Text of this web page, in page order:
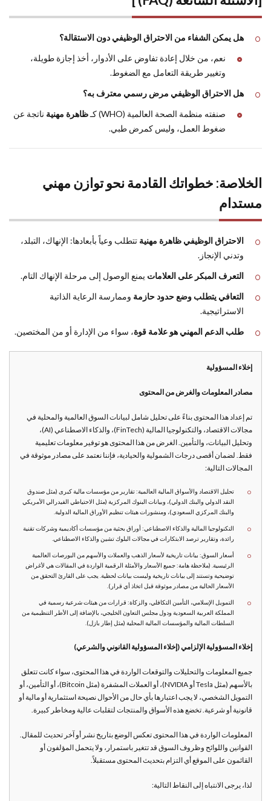
هل يمكن الشفاء من الاحتراق الوظيفي دون الاستقالة؟
نعم، من خلال إعادة تفاوض على الأدوار، أخذ إجازة طويلة،
وتغيير طريقة التعامل مع الضغوط.
هل الاحتراق الوظيفي مرض رسمي معترف به؟
صنفته منظمة الصحة العالمية (WHO) كـ
ظاهرة مهنية ناتجة عن
ضغوط العمل، وليس كمرض طبي.
الخلاصة: خطواتك القادمة نحو توازن مهني
مستدام
الاحتراق الوظيفي ظاهرة مهنية تتطلب وعياً بأبعادها: الإنهاك، التبلد،
وتدني الإنجاز.
التعرف المبكر على العلامات يمنع الوصول إلى مرحلة الإنهاك التام.
التعافي يتطلب وضع حدود حازمة وممارسة الرعاية الذاتية
الاستراتيجية.
طلب الدعم المهني هو علامة قوة، سواء من الإدارة أو من المختصين.
إخلاء المسؤولية
مصادر المعلومات والغرض من المحتوى
تم إعداد هذا المحتوى بناءً على تحليل شامل لبيانات السوق العالمية والمحلية في
مجالات الاقتصاد، والتكنولوجيا المالية (FinTech)، والذكاء الاصطناعي (AI)،
وتحليل البيانات، والتأمين. الغرض من هذا المحتوى هو توفير معلومات تعليمية
فقط. لضمان أقصى درجات الشمولية والحيادية، فإننا نعتمد على مصادر موثوقة في
المجالات التالية:
تحليل الاقتصاد والأسواق المالية العالمية: تقارير من مؤسسات مالية كبرى (مثل صندوق
النقد الدولي والبنك الدولي)، وبيانات البنوك المركزية (مثل الاحتياطي الفيدرالي الأمريكي
والبنك المركزي السعودي)، ومنشورات هيئات تنظيم الأوراق المالية الدولية.
التكنولوجيا المالية والذكاء الاصطناعي: أوراق بحثية من مؤسسات أكاديمية وشركات تقنية
رائدة، وتقارير ترصد الابتكارات في مجالات البلوك تشين والذكاء الاصطناعي.
أسعار السوق: بيانات تاريخية لأسعار الذهب والعملات والأسهم من البورصات العالمية
الرئيسية. (ملاحظة هامة: جميع الأسعار والأمثلة الرقمية الواردة في المقالات هي لأغراض
توضيحية وتستند إلى بيانات تاريخية وليست بيانات لحظية. يجب على القارئ التحقق من
الأسعار الحالية من مصادر موثوقة قبل اتخاذ أي قرار).
التمويل الإسلامي، التأمين التكافلي، والزكاة: قرارات من هيئات شرعية رسمية في
المملكة العربية السعودية ودول مجلس التعاون الخليجي، بالإضافة إلى الأطر التنظيمية من
السلطات المالية والمؤسسات المالية المحلية (مثل إطار بازل).
إخلاء المسؤولية الإلزامي (إخلاء المسؤولية القانوني والشرعي)
جميع المعلومات والتحليلات والتوقعات الواردة في هذا المحتوى، سواء كانت تتعلق
بالأسهم (مثل Tesla أو NVIDIA)، أو العملات المشفرة (مثل Bitcoin)، أو التأمين، أو
التمويل الشخصي، لا يجب اعتبارها بأي حال من الأحوال نصيحة استثمارية أو مالية أو
قانونية أو شرعية. تخضع هذه الأسواق والمنتجات لتقلبات عالية ومخاطر كبيرة.
المعلومات الواردة في هذا المحتوى تعكس الوضع بتاريخ نشر أو آخر تحديث للمقال.
القوانين واللوائح وظروف السوق قد تتغير باستمرار، ولا يتحمل المؤلفون أو
القائمون على الموقع أي التزام بتحديث المحتوى مستقبلاً.
لذا، يرجى الانتباه إلى النقاط التالية: